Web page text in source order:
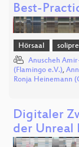
Best-
Hörsaal
Anuscheh
(Flamingo e.V.),
Ronja Heinemann
Digitaler
der Unreal